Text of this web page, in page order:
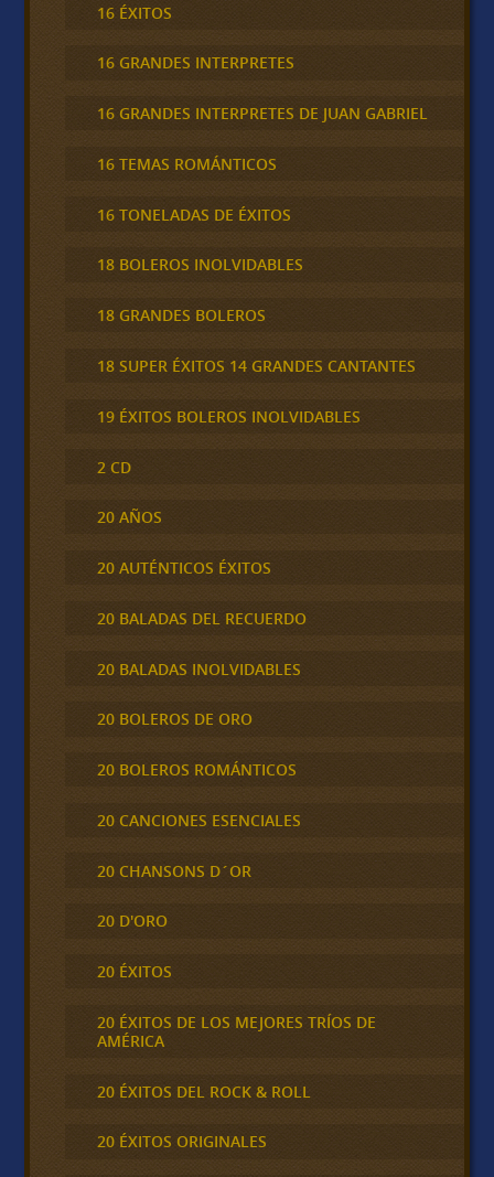
16 ÉXITOS
16 GRANDES INTERPRETES
16 GRANDES INTERPRETES DE JUAN GABRIEL
16 TEMAS ROMÁNTICOS
16 TONELADAS DE ÉXITOS
18 BOLEROS INOLVIDABLES
18 GRANDES BOLEROS
18 SUPER ÉXITOS 14 GRANDES CANTANTES
19 ÉXITOS BOLEROS INOLVIDABLES
2 CD
20 AÑOS
20 AUTÉNTICOS ÉXITOS
20 BALADAS DEL RECUERDO
20 BALADAS INOLVIDABLES
20 BOLEROS DE ORO
20 BOLEROS ROMÁNTICOS
20 CANCIONES ESENCIALES
20 CHANSONS D´OR
20 D'ORO
20 ÉXITOS
20 ÉXITOS DE LOS MEJORES TRÍOS DE
AMÉRICA
20 ÉXITOS DEL ROCK & ROLL
20 ÉXITOS ORIGINALES